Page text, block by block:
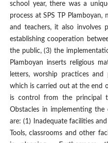
school year, there was a
process at SPS TP
and teachers, it also involves
establishing cooperation
the public, (3) the
Plamboyan inserts religious
letters, worship practices and
which is carried out at the end
is control from the principal
Obstacles in implementing the
are: (1) Inadequate facilities
Tools, classrooms and other